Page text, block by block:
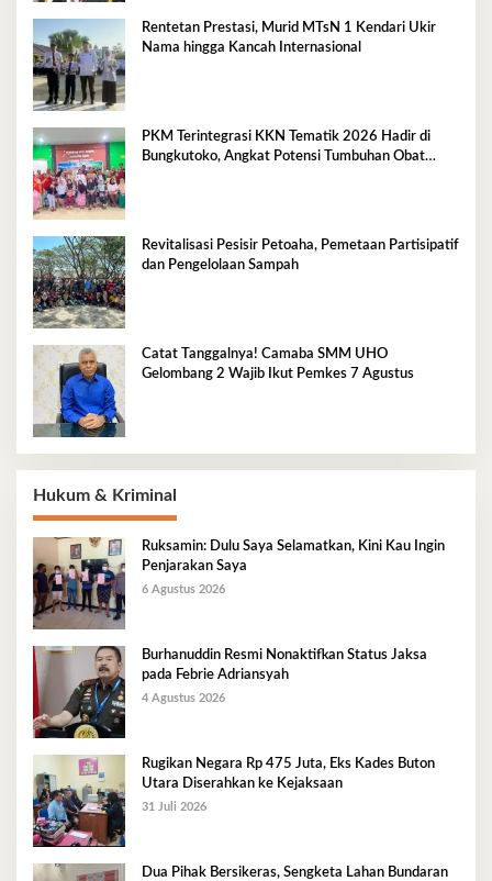
Rentetan Prestasi, Murid MTsN 1 Kendari Ukir
Nama hingga Kancah Internasional
PKM Terintegrasi KKN Tematik 2026 Hadir di
Bungkutoko, Angkat Potensi Tumbuhan Obat
Revitalisasi Pesisir Petoaha, Pemetaan Partisipatif
dan Pengelolaan Sampah
Catat Tanggalnya! Camaba SMM UHO
Gelombang 2 Wajib Ikut Pemkes 7 Agustus
Hukum & Kriminal
Ruksamin: Dulu Saya Selamatkan, Kini Kau Ingin
Penjarakan Saya
6 Agustus 2026
Burhanuddin Resmi Nonaktifkan Status Jaksa
pada Febrie Adriansyah
4 Agustus 2026
Rugikan Negara Rp 475 Juta, Eks Kades Buton
Utara Diserahkan ke Kejaksaan
31 Juli 2026
Dua Pihak Bersikeras, Sengketa Lahan Bundaran